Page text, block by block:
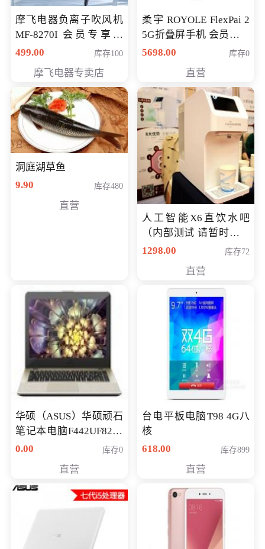
摩飞电器负离子吹风机
MF-8270I 会员专享价
369元
499.00 库存100
摩飞电器专卖店
柔宇 ROYOLE FlexPai 2
5G折叠屏手机 会员专享
购买价格 4998元
5698.00 库存0
直营
洞庭湖草鱼
9.90
库存480
直营
人工智能X6直饮水吧
（内部测试 请暂时不要
购买）
1298.00 库存72
直营
华硕（ASUS）华硕顽石
笔记本电脑F442UF8250
八代独显轻薄办公商务
0.00 库存0
直营
台电平板电脑T98 4G八
核
618.00
库存899
直营